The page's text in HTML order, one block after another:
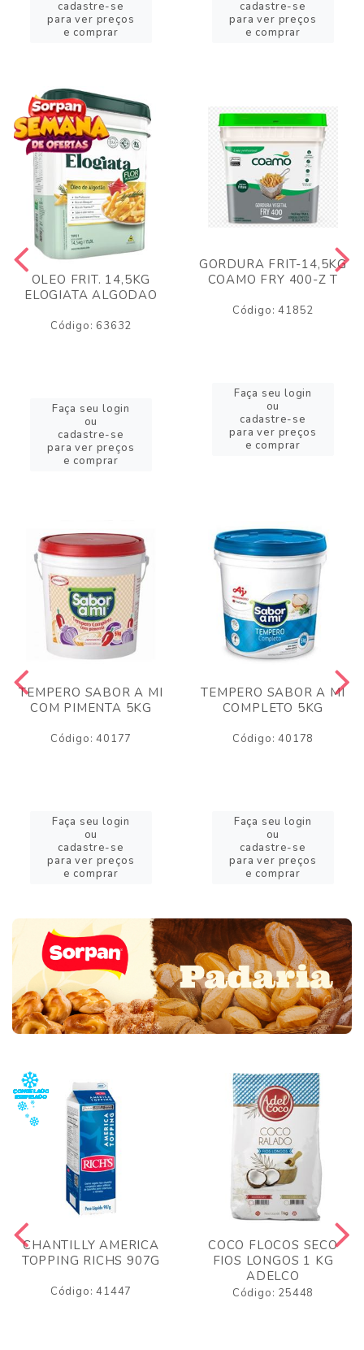
cadastre-se
para ver preços
e comprar
cadastre-se
para ver preços
e comprar
OLEO FRIT. 14,5KG
ELOGIATA ALGODAO
Código: 63632
Faça seu login
ou
cadastre-se
para ver preços
e comprar
GORDURA FRIT-14,5KG
COAMO FRY 400-Z T
Código: 41852
Faça seu login
ou
cadastre-se
para ver preços
e comprar
TEMPERO SABOR A MI
COM PIMENTA 5KG
Código: 40177
Faça seu login
ou
cadastre-se
para ver preços
e comprar
TEMPERO SABOR A MI
COMPLETO 5KG
Código: 40178
Faça seu login
ou
cadastre-se
para ver preços
e comprar
CHANTILLY AMERICA
TOPPING RICHS 907G
Código: 41447
COCO FLOCOS SECO
FIOS LONGOS 1 KG
ADELCO
Código: 25448